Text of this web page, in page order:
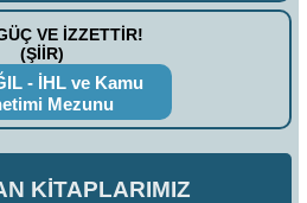
VE İZZETTİR!
(ŞİİR)
- İHL ve Kamu
Mezunu
KİTAPLARIMIZ